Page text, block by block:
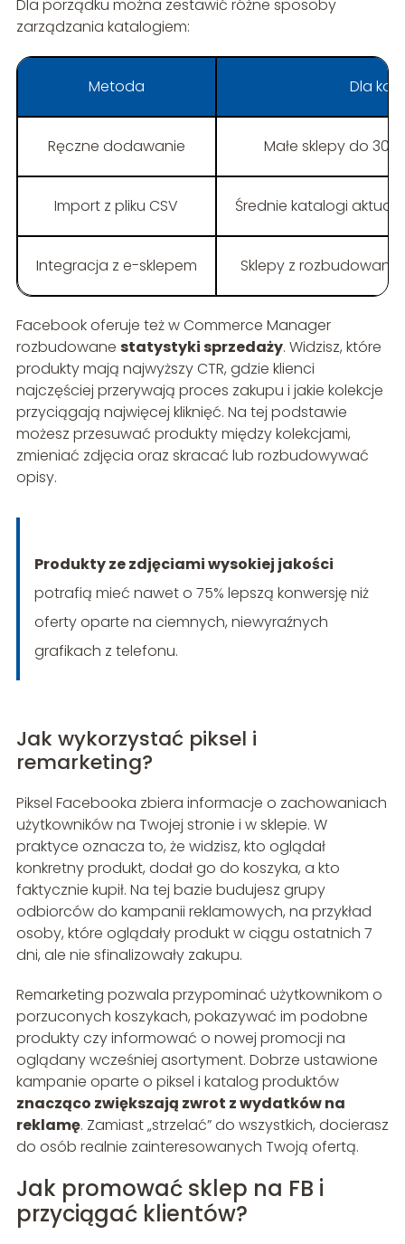
Dla porządku można zestawić różne sposoby
zarządzania katalogiem:
Metoda Dla
Ręczne dodawanie Małe sklepy do
Import z pliku CSV Średnie katalogi
Integracja z e-sklepem Sklepy z
Facebook oferuje też w Commerce Manager
rozbudowane statystyki sprzedaży. Widzisz, które
produkty mają najwyższy CTR, gdzie klienci
najczęściej przerywają proces zakupu i jakie kolekcje
przyciągają najwięcej kliknięć. Na tej podstawie
możesz przesuwać produkty między kolekcjami,
zmieniać zdjęcia oraz skracać lub rozbudowywać
opisy.
Produkty ze zdjęciami wysokiej jakości
potrafią mieć nawet o 75% lepszą konwersję niż
oferty oparte na ciemnych, niewyraźnych
grafikach z telefonu.
Jak wykorzystać piksel i
remarketing?
Piksel Facebooka zbiera informacje o zachowaniach
użytkowników na Twojej stronie i w sklepie. W
praktyce oznacza to, że widzisz, kto oglądał
konkretny produkt, dodał go do koszyka, a kto
faktycznie kupił. Na tej bazie budujesz grupy
odbiorców do kampanii reklamowych, na przykład
osoby, które oglądały produkt w ciągu ostatnich 7
dni, ale nie sfinalizowały zakupu.
Remarketing pozwala przypominać użytkownikom o
porzuconych koszykach, pokazywać im podobne
produkty czy informować o nowej promocji na
oglądany wcześniej asortyment. Dobrze ustawione
kampanie oparte o piksel i katalog produktów
znacząco zwiększają zwrot z wydatków na
reklamę. Zamiast „strzelać” do wszystkich, docierasz
do osób realnie zainteresowanych Twoją ofertą.
Jak promować sklep na FB i
przyciągać klientów?